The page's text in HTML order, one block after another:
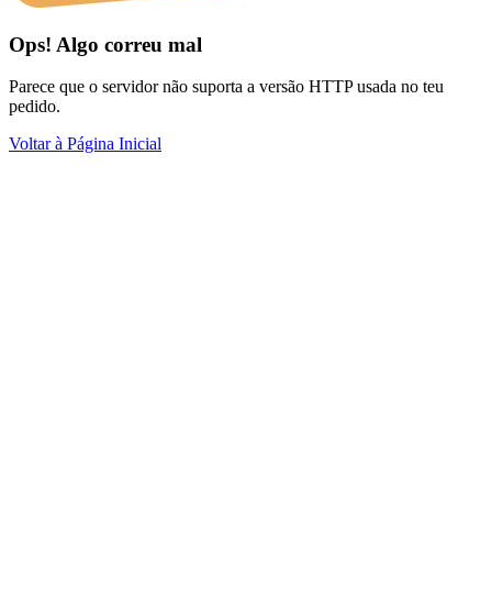
Ops! Algo correu mal
Parece que o servidor não suporta a versão HTTP usada no teu
pedido.
Voltar à Página Inicial